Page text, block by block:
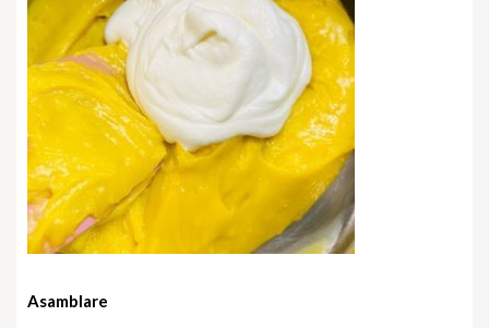
Asamblare